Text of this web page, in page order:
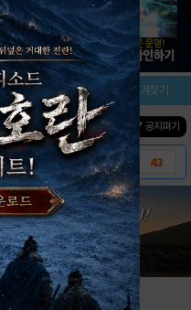
설치/평가 즐겨찾기
진행중인 이벤트0건 ▼ 공지펴기
43